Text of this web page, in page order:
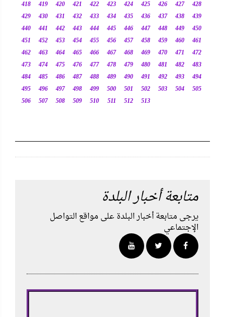
418
419 420 421 422 423 424 425 426 427
428
429
430 431 432 433 434 435 436 437 438
439
440
441 442 443 444 445 446 447 448 449
450
451
452 453 454 455 456 457 458 459 460
461
462
463 464 465 466 467 468 469 470 471
472
473
474 475 476 477 478 479 480 481 482
483
484
485 486 487 488 489 490 491 492 493
494
495
496 497 498 499 500 501 502 503 504
505
506
507 508 509 510 511 512 513
متابعة أخبار البلدة
يرجى متابعة أخبار البلدة على مواقع التواصل
الإجتماعي